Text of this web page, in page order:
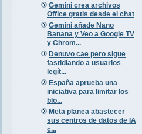
Gemini crea archivos
Office gratis desde el chat
Gemini añade Nano
Banana y Veo a Google TV
y Chrom...
Denuvo cae pero sigue
fastidiando a usuarios
legít...
España aprueba una
iniciativa para limitar los
blo...
Meta planea abastecer
sus centros de datos de IA
c...